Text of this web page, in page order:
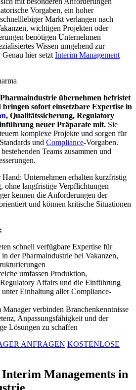
Vorgaben, ein hoher
Markt verlangen nach
wichtigen Projekten oder
benötigen Unternehmen
Wissen umgehend zur
hier setzt Interim Management
übernehmen befristet
sofort einsetzbare Expertise in
, Qualitätssicherung, Regulatory
neuer Präparate mit. Sie
komplexe Projekte und sorgen für
und Compliance-Vorgaben.
Teams zusammen und
Unternehmen erhalten kurzfristig
ohne langfristige Verpflichtungen
kennen die Anforderungen der
und können kritische Situationen
schnell verfügbare Expertise für
der Pharmaindustrie bei Vakanzen,
umfassen Produktion,
Affairs und die Einführung
Einhaltung aller Compliance-
verbinden Branchenkenntnisse
Anpassungsfähigkeit und der
Lösungen zu schaffen
ANFRAGEN KOSTENLOSE
Managements in